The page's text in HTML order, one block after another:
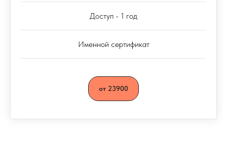
Доступ - 1 год
Именной сертификат
от 23900